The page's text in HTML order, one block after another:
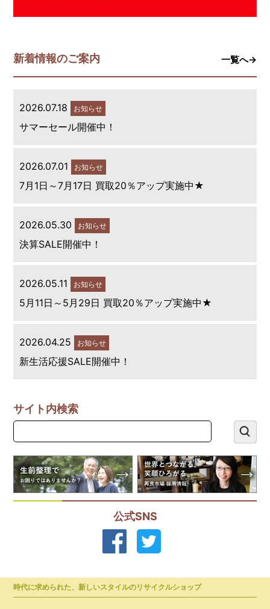
新着情報のご案内 一覧へ→
2026.07.18 お知らせ
サマーセール開催中！
2026.07.01 お知らせ
7月1日～7月17日 買取20％アップ実施中★
2026.05.30 お知らせ
決算SALE開催中！
2026.05.11 お知らせ
5月11日～5月29日 買取20％アップ実施中★
2026.04.25 お知らせ
新生活応援SALE開催中！
サイト内検索
公式SNS
時代に求められた、新しいスタイルのリサイクルショップ